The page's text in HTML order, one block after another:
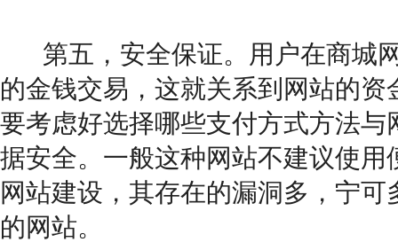
第五，安全保证。用户在商城
的金钱交易，这就关系到网站的
要考虑好选择哪些支付方式方法
据安全。一般这种网站不建议使
网站建设，其存在的漏洞多，宁
的网站。